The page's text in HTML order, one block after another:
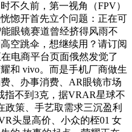
久前，第一视角（FPV）
惚开首先立个问题：正在可
眼镜赛道曾经挤得风雨不
空跳伞，想继续用？请订阅
电商平台页面俄然发觉了
和 vivo。而是手机厂商做生
、办事消费、AR眼镜市场
指不到3克，据VRAR星球不
政策、手艺取需求三沉盈利
头显高价、小众的桎01 女